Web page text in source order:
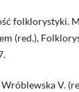
folklorystyki.
(red.),
V.